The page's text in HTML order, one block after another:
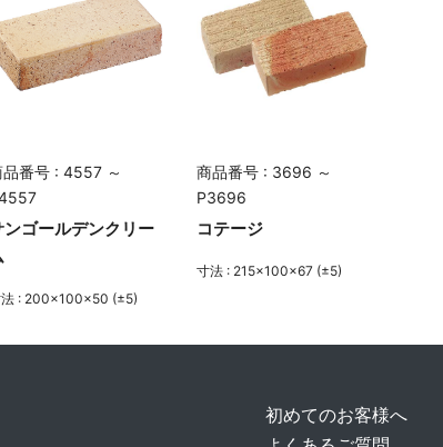
品番号 : 4557 ～
ンゴールデンクリー
: 200×100×50 (±5)
商品番号 : 3696 ～
P3696
コテージ
寸法 : 215×100×67 (±5)
初めてのお客様へ